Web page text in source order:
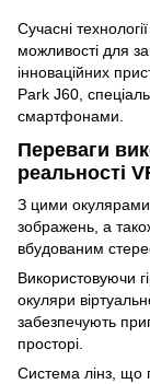
Сучасні
можливості для
інноваційних
Park J60,
смартфонами.
Переваги
реальності
З цими окулярами
зображень, а
вбудованим
Використовуючи
окуляри
забезпечують
просторі.
Система лінз, що